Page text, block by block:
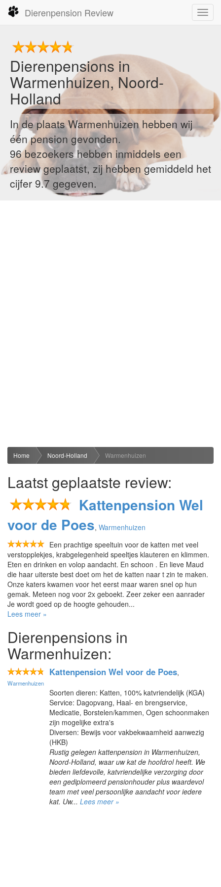
Dierenpension Review
Dierenpensions in
Warmenhuizen, Noord-
Holland
In de plaats Warmenhuizen hebben wij
één pension gevonden.
96bezoekers hebben inmiddels een
review geplaatst, zij hebben gemiddeld het
cijfer 9.7 gegeven.
Home Noord-Holland Warmenhuizen
Laatst geplaatste review:
Kattenpension Wel
voor de Poes, Warmenhuizen
Een prachtige speeltuin voor de katten met veel
verstopplekjes, krabgelegenheid speeltjes klauteren en klimmen.
Eten en drinken en volop aandacht. En schoon . En lieve Maud
die haar uiterste best doet om het de katten naar t zin te maken.
Onze katers kwamen voor het eerst maar waren snel op hun
gemak. Meteen nog voor 2x geboekt. Zeer zeker een aanrader
Je wordt goed op de hoogte gehouden...
Lees meer »
Dierenpensions in
Warmenhuizen:
Kattenpension Wel voor de Poes,
Warmenhuizen
Soorten dieren: Katten, 100% katvriendelijk (KGA)
Service: Dagopvang, Haal- en brengservice,
Medicatie, Borstelen/kammen, Ogen schoonmaken
zijn mogelijke extra's
Diversen: Bewijs voor vakbekwaamheid aanwezig
(HKB)
Rustig gelegen kattenpension in Warmenhuizen,
Noord-Holland, waar uw kat de hoofdrol heeft. We
bieden liefdevolle, katvriendelijke verzorging door
een gediplomeerd pensionhouder plus waardevol
team met veel persoonlijke aandacht voor iedere
kat. Uw... Lees meer »